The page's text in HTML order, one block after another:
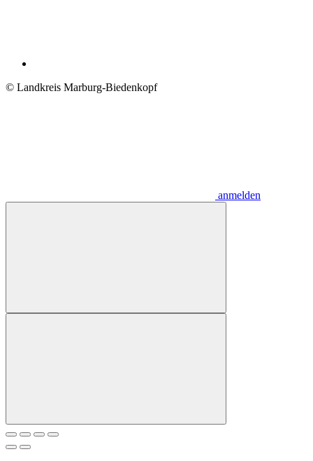
© Landkreis Marburg-Biedenkopf
anmelden